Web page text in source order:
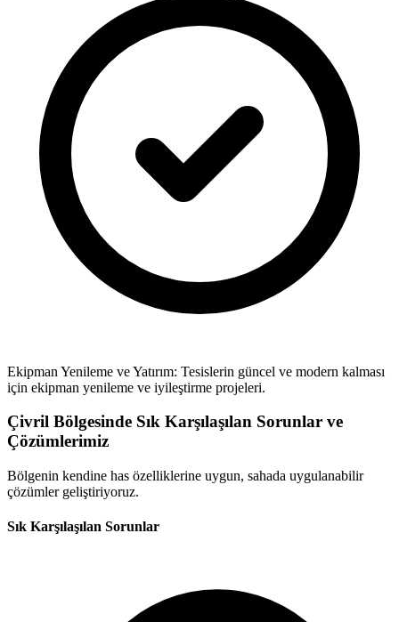
Ekipman Yenileme ve Yatırım: Tesislerin güncel ve modern kalması
için ekipman yenileme ve iyileştirme projeleri.
Çivril Bölgesinde Sık Karşılaşılan Sorunlar ve
Çözümlerimiz
Bölgenin kendine has özelliklerine uygun, sahada uygulanabilir
çözümler geliştiriyoruz.
Sık Karşılaşılan Sorunlar